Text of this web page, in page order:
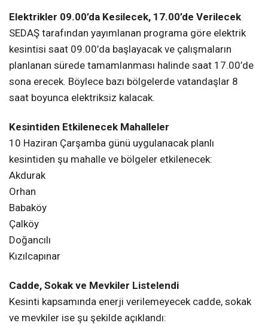
Orhan
Babaköy
Çalköy
Doğancılı
Kızılcapınar
Cadde, Sokak ve Mevkiler Listelendi
Kesinti kapsamında enerji verilemeyecek cadde, sokak
ve mevkiler ise şu şekilde açıklandı:
Doğancılı Merkez Mevkii
Doğancılı Merkez Mevkii Küme Evler
Güzeltepe
Kandıra-Kefken Yolu Caddesi
Karabıyıklar Mevkii
Karabıyıklar Mevkii Küme Evler
Kızılcapınar Köyü Yolu Sokak
Kızılcapınar Merkez Mevkii Küme Evler
Melen Çayı Boru Hattı Palye Yolu
Mercan Sokak